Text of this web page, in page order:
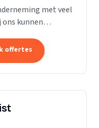
met veel
kunnen
offertes